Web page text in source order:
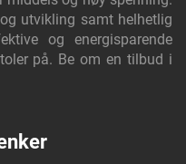
utvikling samt helhetlig
og energisparende
på. Be om en tilbud i